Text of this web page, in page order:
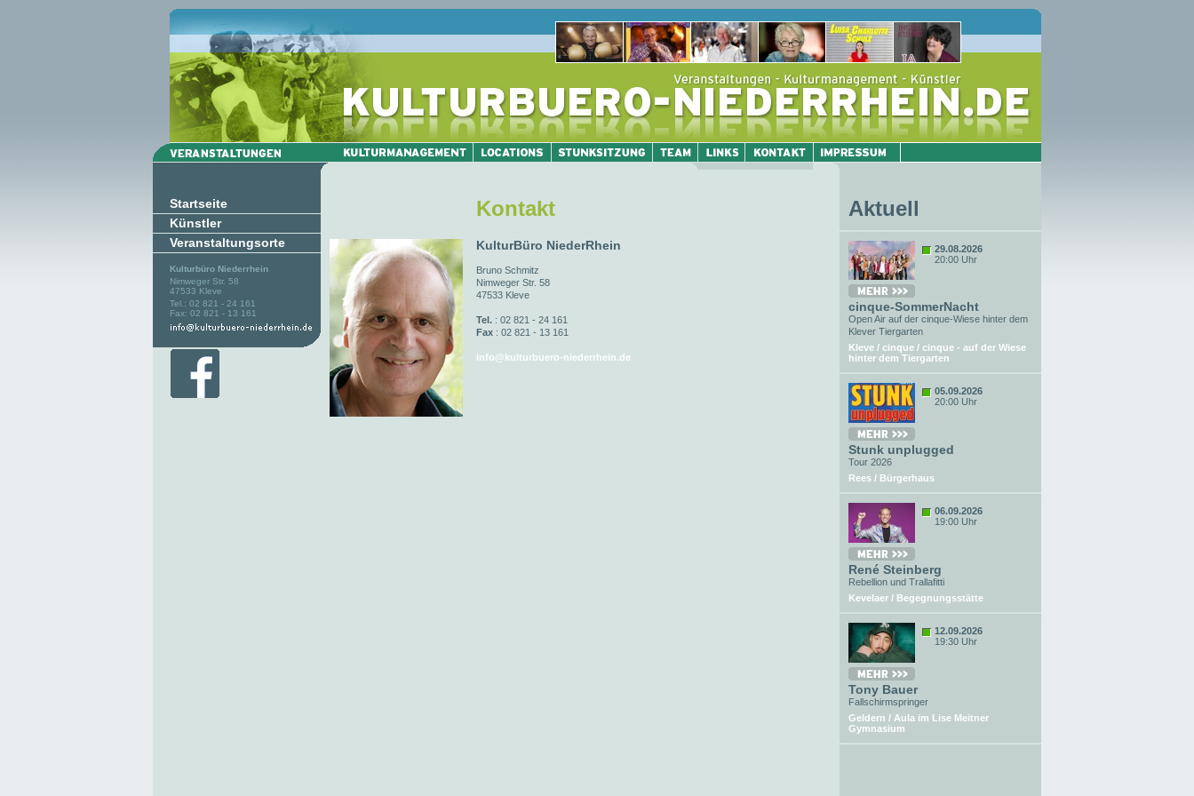
Startseite
Künstler
Veranstaltungsorte
Kulturbüro Niederrhein
Nimweger Str. 58
47533 Kleve
Tel.: 02 821 - 24 161
Fax: 02 821 - 13 161
Kontakt
KulturBüro NiederRhein
Bruno Schmitz
Nimweger Str. 58
47533 Kleve
Tel. : 02 821 - 24 161
Fax : 02 821 - 13 161
info@kulturbuero-niederrhein.de
Aktuell
29.08.2026
20:00 Uhr
cinque-SommerNacht
Open Air auf der cinque-Wiese hinter dem
Klever Tiergarten
Kleve / cinque / cinque - auf der Wiese
hinter dem Tiergarten
05.09.2026
20:00 Uhr
Stunk unplugged
Tour 2026
Rees / Bürgerhaus
06.09.2026
19:00 Uhr
René Steinberg
Rebellion und Trallafitti
Kevelaer / Begegnungsstätte
12.09.2026
19:30 Uhr
Tony Bauer
Fallschirmspringer
Geldern / Aula im Lise Meitner
Gymnasium